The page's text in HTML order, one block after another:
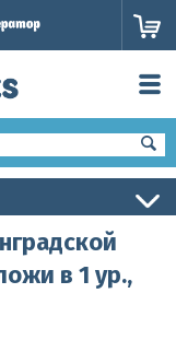
в 1 ур.,